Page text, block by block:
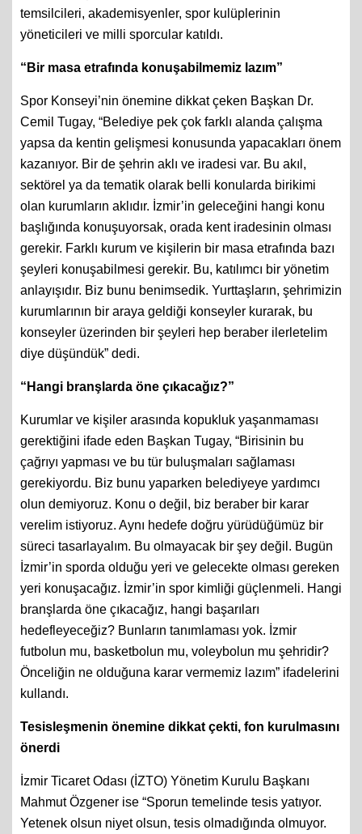
temsilcileri, akademisyenler, spor kulüplerinin
yöneticileri ve milli sporcular katıldı.
“Bir masa etrafında konuşabilmemiz lazım”
Spor Konseyi’nin önemine dikkat çeken Başkan Dr.
Cemil Tugay, “Belediye pek çok farklı alanda çalışma
yapsa da kentin gelişmesi konusunda yapacakları önem
kazanıyor. Bir de şehrin aklı ve iradesi var. Bu akıl,
sektörel ya da tematik olarak belli konularda birikimi
olan kurumların aklıdır. İzmir’in geleceğini hangi konu
başlığında konuşuyorsak, orada kent iradesinin olması
gerekir. Farklı kurum ve kişilerin bir masa etrafında bazı
şeyleri konuşabilmesi gerekir. Bu, katılımcı bir yönetim
anlayışıdır. Biz bunu benimsedik. Yurttaşların, şehrimizin
kurumlarının bir araya geldiği konseyler kurarak, bu
konseyler üzerinden bir şeyleri hep beraber ilerletelim
diye düşündük” dedi.
“Hangi branşlarda öne çıkacağız?”
Kurumlar ve kişiler arasında kopukluk yaşanmaması
gerektiğini ifade eden Başkan Tugay, “Birisinin bu
çağrıyı yapması ve bu tür buluşmaları sağlaması
gerekiyordu. Biz bunu yaparken belediyeye yardımcı
olun demiyoruz. Konu o değil, biz beraber bir karar
verelim istiyoruz. Aynı hedefe doğru yürüdüğümüz bir
süreci tasarlayalım. Bu olmayacak bir şey değil. Bugün
İzmir’in sporda olduğu yeri ve gelecekte olması gereken
yeri konuşacağız. İzmir’in spor kimliği güçlenmeli. Hangi
branşlarda öne çıkacağız, hangi başarıları
hedefleyeceğiz? Bunların tanımlaması yok. İzmir
futbolun mu, basketbolun mu, voleybolun mu şehridir?
Önceliğin ne olduğuna karar vermemiz lazım” ifadelerini
kullandı.
Tesisleşmenin önemine dikkat çekti, fon kurulmasını
önerdi
İzmir Ticaret Odası (İZTO) Yönetim Kurulu Başkanı
Mahmut Özgener ise “Sporun temelinde tesis yatıyor.
Yetenek olsun niyet olsun, tesis olmadığında olmuyor.